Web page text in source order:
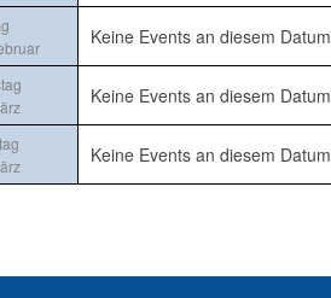
Keine Events an diesem Datum
Keine Events an diesem Datum
Keine Events an diesem Datum